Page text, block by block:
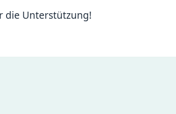
die Unterstützung!